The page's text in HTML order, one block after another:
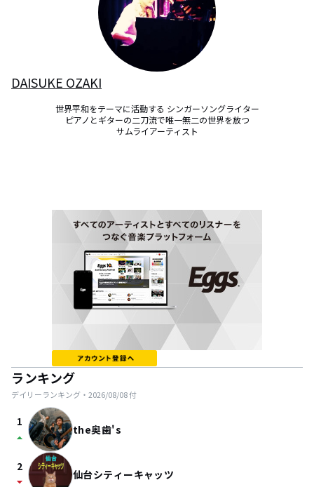
DAISUKE OZAKI
世界平和をテーマに活動する シンガーソングライター
ピアノとギターの二刀流で唯一無二の世界を放つ
サムライアーティスト
ランキング
デイリーランキング・ 2026/08/08付
1
arrow_drop_up the奥歯's
2
arrow_drop_down 仙台シティーキャッツ